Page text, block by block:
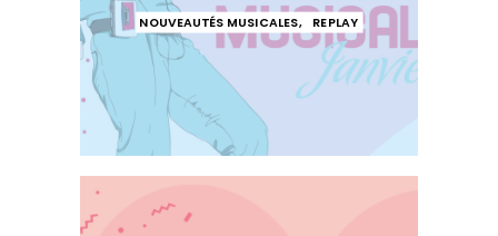
NOUVEAUTÉS MUSICALES, REPLAY